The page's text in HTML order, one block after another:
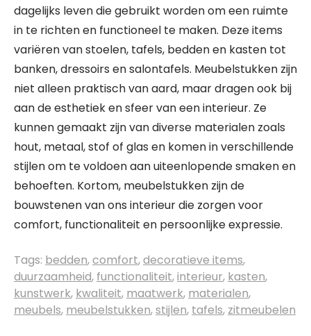
dagelijks leven die gebruikt worden om een ruimte
in te richten en functioneel te maken. Deze items
variëren van stoelen, tafels, bedden en kasten tot
banken, dressoirs en salontafels. Meubelstukken zijn
niet alleen praktisch van aard, maar dragen ook bij
aan de esthetiek en sfeer van een interieur. Ze
kunnen gemaakt zijn van diverse materialen zoals
hout, metaal, stof of glas en komen in verschillende
stijlen om te voldoen aan uiteenlopende smaken en
behoeften. Kortom, meubelstukken zijn de
bouwstenen van ons interieur die zorgen voor
comfort, functionaliteit en persoonlijke expressie.
Tags: bedden,comfort,decoratieve items,
duurzaamheid, functionaliteit,interieur, kasten,
kunstwerk, kwaliteit, maatwerk, materialen,
meubels, meubelstukken,stijlen, tafels, zitmeubelen